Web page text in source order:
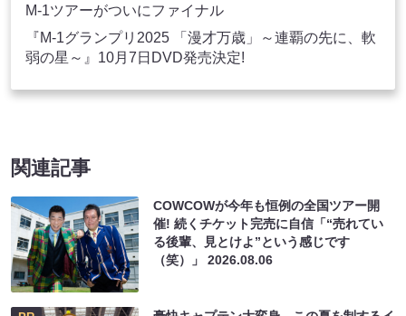
M-1ツアーがついにファイナル
『M-1グランプリ2025 「漫才万歳」～連覇の先に、軟
弱の星～』10月7日DVD発売決定!
関連記事
COWCOWが今年も恒例の全国ツアー開
催! 続くチケット完売に自信「“売れてい
る後輩、見とけよ”という感じです
（笑）」2026.08.06